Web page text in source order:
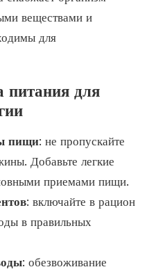
веществами и
для
питания для
пищи: не пропускайте
Добавьте легкие
приемами пищи.
: включайте в рацион
в правильных
: обезвоживание